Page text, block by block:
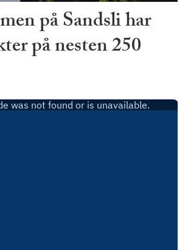
på Sandsli har
på nesten 250